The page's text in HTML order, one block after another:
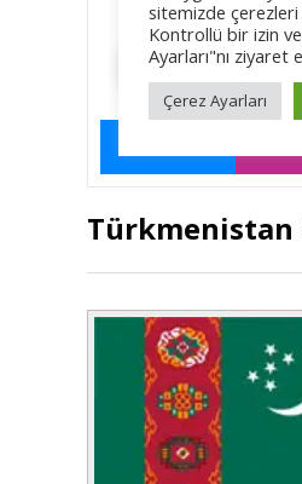
Türkmenistan